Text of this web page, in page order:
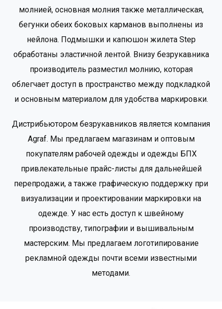
молнией, основная молния также металлическая,
бегунки обеих боковых карманов выполнены из
нейлона. Подмышки и капюшон жилета Step
обработаны эластичной лентой. Внизу безрукавника
производитель разместил молнию, которая
облегчает доступ в пространство между подкладкой
и основным материалом для удобства маркировки.
Дистрибьютором безрукавников является компания
Agraf. Мы предлагаем магазинам и оптовым
покупателям рабочей одежды и одежды БПХ
привлекательные прайс-листы для дальнейшей
перепродажи, а также графическую поддержку при
визуализации и проектировании маркировки на
одежде. У нас есть доступ к швейному
производству, типографии и вышивальным
мастерским. Мы предлагаем логотипирование
рекламной одежды почти всеми известными
методами.